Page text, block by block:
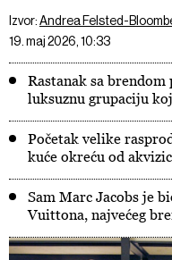
Izvor:Andrea Felsted-
19. maj 2026, 10:33
Rastanak sa
luksuznu grupaciju
Početak velike
kuće okreću od
Sam Marc Jacobs je
Vuittona, najvećeg